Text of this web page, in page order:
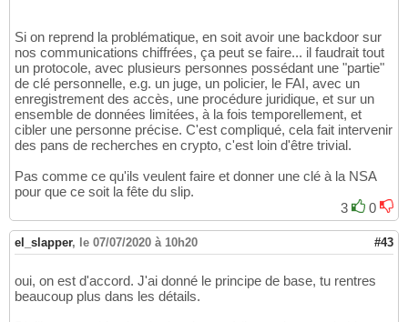
Si on reprend la problématique, en soit avoir une backdoor sur
nos communications chiffrées, ça peut se faire... il faudrait tout
un protocole, avec plusieurs personnes possédant une "partie"
de clé personnelle, e.g. un juge, un policier, le FAI, avec un
enregistrement des accès, une procédure juridique, et sur un
ensemble de données limitées, à la fois temporellement, et
cibler une personne précise. C'est compliqué, cela fait intervenir
des pans de recherches en crypto, c'est loin d'être trivial.
Pas comme ce qu'ils veulent faire et donner une clé à la NSA
pour que ce soit la fête du slip.
3
0
el_slapper, le 07/07/2020 à 10h20 #43
oui, on est d'accord. J'ai donné le principe de base, tu rentres
beaucoup plus dans les détails.